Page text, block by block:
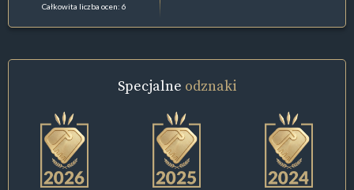
Całkowita liczba ocen: 6
Specjalne odznaki